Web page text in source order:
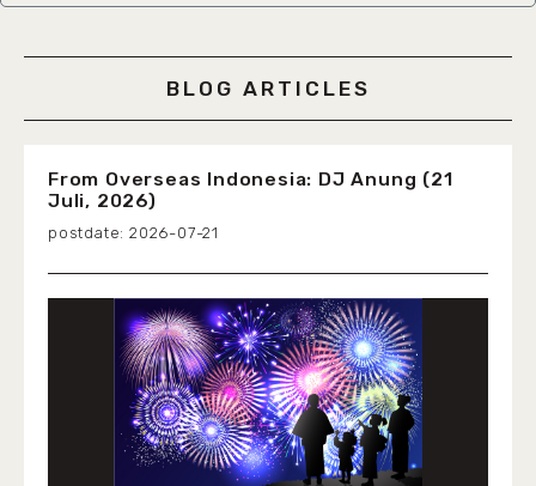
765MARKETBLOG ARTICLES
From Overseas Indonesia: DJ Anung (21
Juli, 2026)
2026-07-21